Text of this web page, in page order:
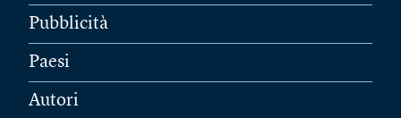
Pubblicità
Paesi
Autori